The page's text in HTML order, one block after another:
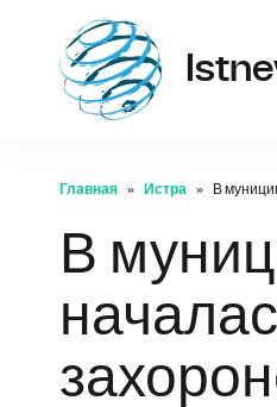
Главная Истра В
В